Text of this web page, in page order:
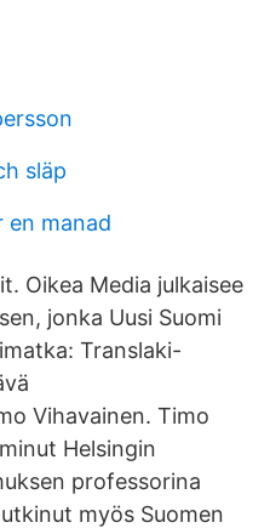
släp
en manad
Oikea Media julkaisee
jonka Uusi Suomi
Translaki-
Vihavainen. Timo
Helsingin
professorina
myös Suomen